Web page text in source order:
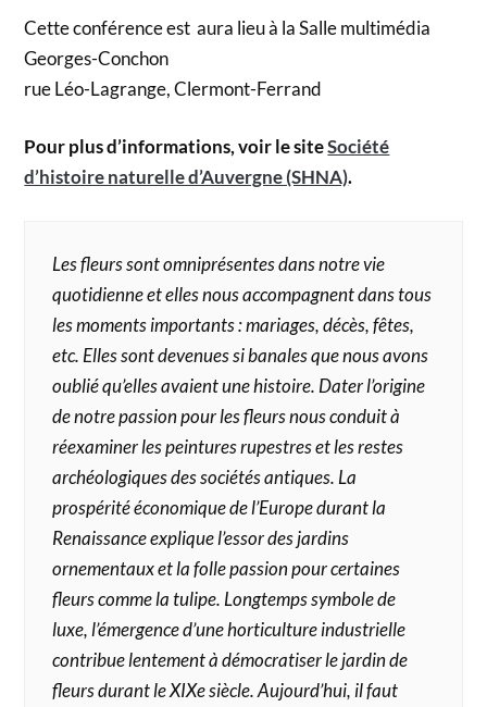
Cette conférence est aura lieu à la Salle multimédia
Georges-Conchon
rue Léo-Lagrange, Clermont-Ferrand
Pour plus d’informations, voir le siteSociété
d’histoire naturelle d’Auvergne (SHNA).
Les fleurs sont omniprésentes dans notre vie
quotidienne et elles nous accompagnent dans tous
les moments importants : mariages, décès, fêtes,
etc. Elles sont devenues si banales que nous avons
oublié qu’elles avaient une histoire. Dater l’origine
de notre passion pour les fleurs nous conduit à
réexaminer les peintures rupestres et les restes
archéologiques des sociétés antiques. La
prospérité économique de l’Europe durant la
Renaissance explique l’essor des jardins
ornementaux et la folle passion pour certaines
fleurs comme la tulipe. Longtemps symbole de
luxe, l’émergence d’une horticulture industrielle
contribue lentement à démocratiser le jardin de
fleurs durant le XIXe siècle. Aujourd’hui, il faut